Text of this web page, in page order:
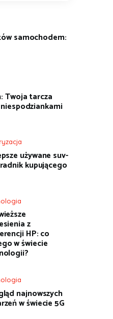
samochodem:
Twoja tarcza
używane suv-
kupującego
z
HP: co
w świecie
najnowszych
w świecie 5G